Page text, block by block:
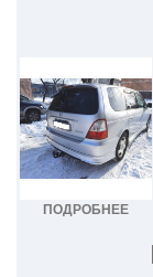
ПОДРОБНЕЕ